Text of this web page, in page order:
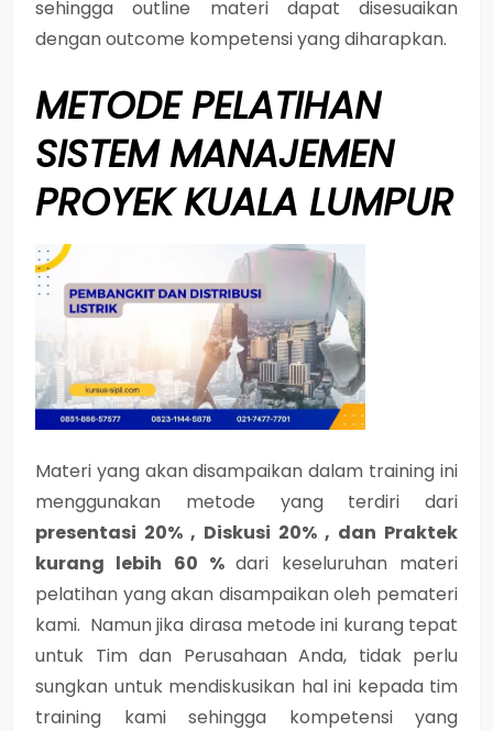
sehingga outline materi dapat disesuaikan
dengan outcome kompetensi yang diharapkan.
METODEPELATIHAN
SISTEM MANAJEMEN
PROYEK KUALA LUMPUR
Materi yang akan disampaikan dalam training ini
menggunakan metode yang terdiri dari
presentasi 20% , Diskusi 20% , dan Praktek
kurang lebih 60 %dari keseluruhan materi
pelatihan yang akan disampaikan oleh pemateri
kami. Namun jika dirasa metode ini kurang tepat
untuk Tim dan Perusahaan Anda, tidak perlu
sungkan untuk mendiskusikan hal ini kepada tim
training kami sehingga kompetensi yang